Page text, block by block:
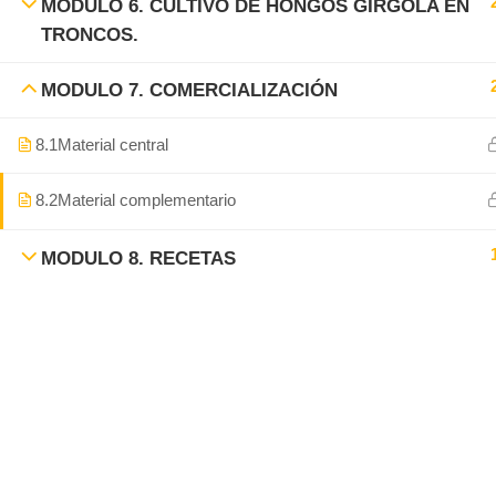
MODULO 6. CULTIVO DE HONGOS GÍRGOLA EN
TRONCOS.
MODULO 7. COMERCIALIZACIÓN
8.1Material central
8.2Material complementario
MODULO 8. RECETAS